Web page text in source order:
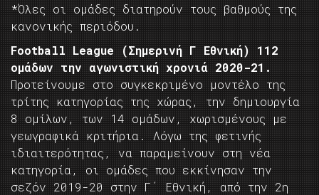
*Όλες οι ομάδες διατηρούν τους βαθμούς της
κανονικής περιόδου.
Football League (Σημερινή Γ Εθνική) 112
ομάδων την αγωνιστική χρονιά 2020-21.
Προτείνουμε στο συγκεκριμένο μοντέλο της
τρίτης κατηγορίας της χώρας, την δημιουργία
8 ομίλων, των 14 ομάδων, χωρισμένους με
γεωγραφικά κριτήρια. Λόγω της φετινής
ιδιαιτερότητας, να παραμείνουν στη νέα
κατηγορία, οι ομάδες που εκκίνησαν την
σεζόν 2019-20 στην Γ΄ Εθνική, από την 2η